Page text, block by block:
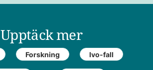
Upptäck mer
Forskning Ivo-fall